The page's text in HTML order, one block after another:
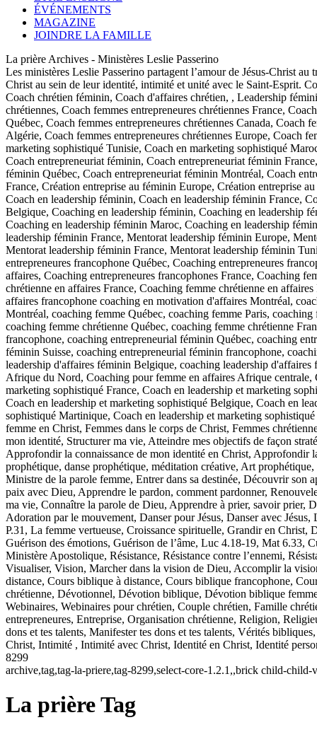
ÉVÉNEMENTS
MAGAZINE
JOINDRE LA FAMILLE
La prière Archives - Ministères Leslie Passerino
Les ministères Leslie Passerino partagent l’amour de Jésus-Christ
Christ au sein de leur identité, intimité et unité avec le Saint-Esprit.
Coach chrétien féminin, Coach d'affaires chrétien, , Leadership
chrétiennes, Coach femmes entrepreneures chrétiennes France,
Québec, Coach femmes entrepreneures chrétiennes Canada, Coach
Algérie, Coach femmes entrepreneures chrétiennes Europe, Coach
marketing sophistiqué Tunisie, Coach en marketing sophistiqué
Coach entrepreneuriat féminin, Coach entrepreneuriat féminin
féminin Québec, Coach entrepreneuriat féminin Montréal, Coach
France, Création entreprise au féminin Europe, Création entreprise
Coach en leadership féminin, Coach en leadership féminin France,
Belgique, Coaching en leadership féminin, Coaching en leadership
Coaching en leadership féminin Maroc, Coaching en leadership
leadership féminin France, Mentorat leadership féminin Europe,
Mentorat leadership féminin France, Mentorat leadership féminin
entrepreneures francophone Québec, Coaching entrepreneures
affaires, Coaching entrepreneures francophones France, Coaching
chrétienne en affaires France, Coaching femme chrétienne en
affaires francophone coaching en motivation d'affaires Montréal,
Montréal, coaching femme Québec, coaching femme Paris,
coaching femme chrétienne Québec, coaching femme chrétienne
francophone, coaching entrepreneurial féminin Québec, coaching
féminin Suisse, coaching entrepreneurial féminin francophone,
leadership d'affaires féminin Belgique, coaching leadership
Afrique du Nord, Coaching pour femme en affaires Afrique centrale,
marketing sophistiqué France, Coach en leadership et marketing
Coach en leadership et marketing sophistiqué Belgique, Coach en
sophistiqué Martinique, Coach en leadership et marketing
femme en Christ, Femmes dans le corps de Christ, Femmes
mon identité, Structurer ma vie, Atteindre mes objectifs de façon
Approfondir la connaissance de mon identité en Christ, Approfondir
prophétique, danse prophétique, méditation créative, Art
Ministre de la parole femme, Entrer dans sa destinée, Découvrir
paix avec Dieu, Apprendre le pardon, comment pardonner,
ma vie, Connaître la parole de Dieu, Apprendre à prier, savoir
Adoration par le mouvement, Danser pour Jésus, Danser avec
P.31, La femme vertueuse, Croissance spirituelle, Grandir en Christ,
Guérison des émotions, Guérison de l’âme, Luc 4.18-19, Mat 6.33,
Ministère Apostolique, Résistance, Résistance contre l’ennemi,
Visualiser, Vision, Marcher dans la vision de Dieu, Accomplir la
distance, Cours biblique à distance, Cours biblique francophone,
chrétienne, Dévotionnel, Dévotion biblique, Dévotion biblique
Webinaires, Webinaires pour chrétien, Couple chrétien, Famille
entrepreneures, Entreprise, Organisation chrétienne, Religion,
dons et tes talents, Manifester tes dons et tes talents, Vérités
Christ, Intimité , Intimité avec Christ, Identité en Christ, Identité
8299
archive,tag,tag-la-priere,tag-8299,select-core-1.2.1,,brick child-
La prière Tag